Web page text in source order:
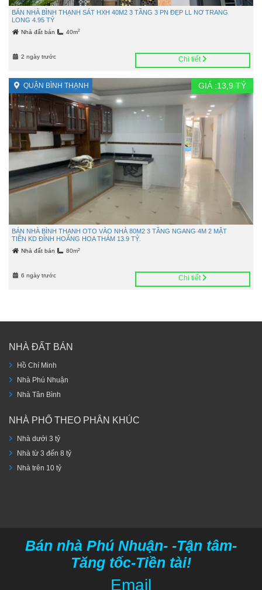
BÁN NHÀ BÌNH THẠNH SÁT HXH 40M2 3 TẦNG 3 PN ĐẸP LL NƠ TRANG
LONG 4.95 TỶ
Nhà đất bán 40m2
2 ngày trước Chi tiết
QUẬN BÌNH THẠNH GIÁ :13,9 TỶ
BÁN NHÀ BÌNH THẠNH OTO VÀO NHÀ 80M2 3 TẦNG NGANG 4M 2 MẶT
TIỀN KD ĐỈNH HOÀNG HOA THÁM 13.9 TỶ.
Nhà đất bán 80m2
6 ngày trước Chi tiết
NHÀ ĐẤT BÁN
Hồ Chí Minh
Nhà Phú Nhuận
Nhà Tân Bình
NHÀ PHỐ THEO PHÂN KHÚC
Nhà dưới 3 tỷ
Nhà từ 3 đến 8 tỷ
Nhà trên 10 tỷ
Bán nhà Phú Nhuận- -Tận tâm-
Tăng tốc-Tiền tài!
Email